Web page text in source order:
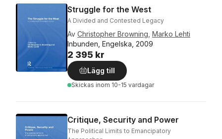
Struggle for the West
A Divided and Contested Legacy
Av Christopher Browning Marko Lehti
Inbunden, Engelska, 2009
2 395 kr
Lägg till
Skickas inom 10-15 vardagar
Critique, Security and Power
The Political Limits to Emancipatory